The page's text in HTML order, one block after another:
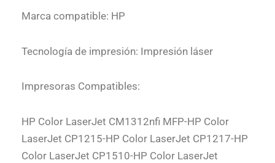
Marca compatible: HP
Tecnología de impresión: Impresión láser
Impresoras Compatibles:
HP Color LaserJet CM1312nfi MFP-HP Color
LaserJet CP1215-HP Color LaserJet CP1217-HP
Color LaserJet CP1510-HP Color LaserJet